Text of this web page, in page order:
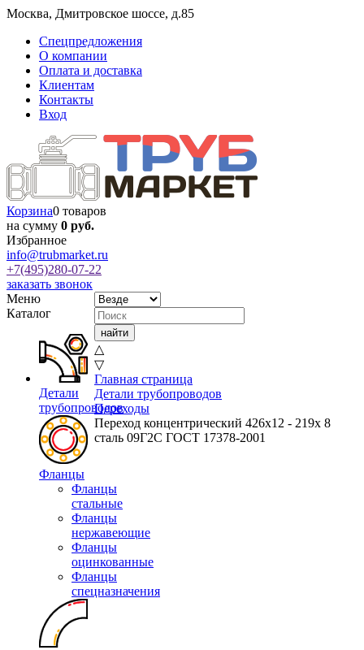
Москва, Дмитровское шоссе, д.85
Спецпредложения
О компании
Оплата и доставка
Клиентам
Контакты
Вход
Корзина0 товаров
на сумму 0 руб.
Избранное
info@trubmarket.ru
+7(495)280-07-22
заказать звонок
Меню
Каталог
Детали
трубопроводов
Фланцы
Фланцы
стальные
Фланцы
нержавеющие
Фланцы
оцинкованные
Фланцы
спецназначения
△
▽
Главная страница
Детали трубопроводов
Переходы
Переход концентрический 426х12 - 219х 8
сталь 09Г2С ГОСТ 17378-2001